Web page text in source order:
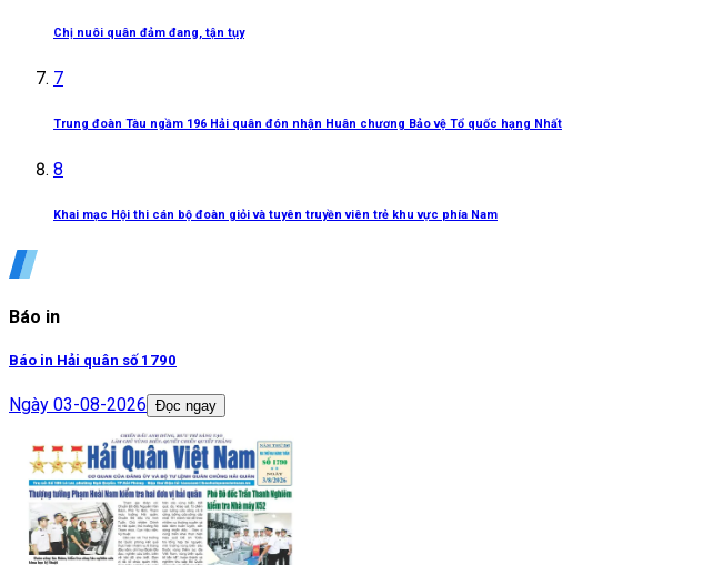
Chị nuôi quân đảm đang, tận tụy
7
Trung đoàn Tàu ngầm 196 Hải quân đón nhận Huân chương Bảo vệ Tổ quốc hạng Nhất
8
Khai mạc Hội thi cán bộ đoàn giỏi và tuyên truyền viên trẻ khu vực phía Nam
Báo in
Báo in Hải quân số 1790
Ngày 03-08-2026 Đọc ngay